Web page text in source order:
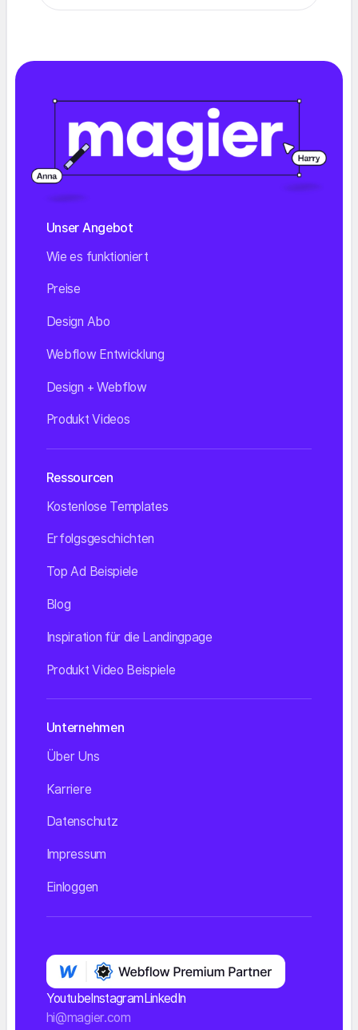
Unser Angebot
Wie es funktioniert
Preise
Design Abo
Webflow Entwicklung
Design + Webflow
Produkt Videos
Ressourcen
Kostenlose Templates
Erfolgsgeschichten
Top Ad Beispiele
Blog
Inspiration für die Landingpage
Produkt Video Beispiele
Unternehmen
Über Uns
Karriere
Datenschutz
Impressum
Einloggen
YoutubeInstagramLinkedIn
hi@magier.com